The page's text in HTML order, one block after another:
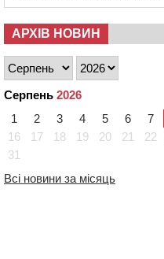
АРХІВ НОВИН
Серпень 2026
1
2 3 4 5 6 7
16
17 18 19 20 21 22
31
Всі новини за місяць